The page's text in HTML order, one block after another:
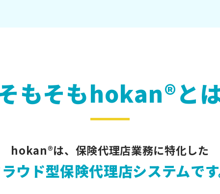
もそもhokan®と
hokan®は、保険代理店業務に特化した
ウド型保険代理店システムで